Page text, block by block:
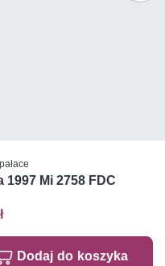
1997 Mi 2758 FDC
Dodaj do koszyka